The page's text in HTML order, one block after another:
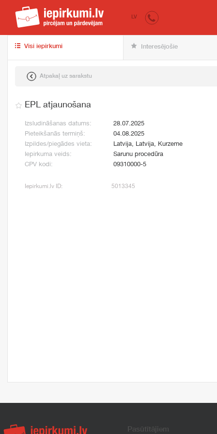
iepirkumi.lv
LV
Visi iepirkumi Interesējošie
Atpakaļ uz sarakstu
EPL atjaunošana
Izsludināšanas datums:
28.07.2025
Pieteikšanās termiņš:
04.08.2025
Izpildes/piegādes vieta:
Latvija, Latvija, Kurzeme
Iepirkuma veids:
Sarunu procedūra
CPV kodi:
09310000-5
Iepirkumi.lv ID: 5013345
Pasūtītājiem